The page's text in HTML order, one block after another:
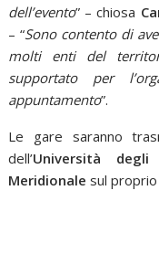
dell’evento” – chiosa
– “Sono contento di
molti enti del
supportato per
appuntamento”.
Le gare saranno
dell’Università
Meridionale sul